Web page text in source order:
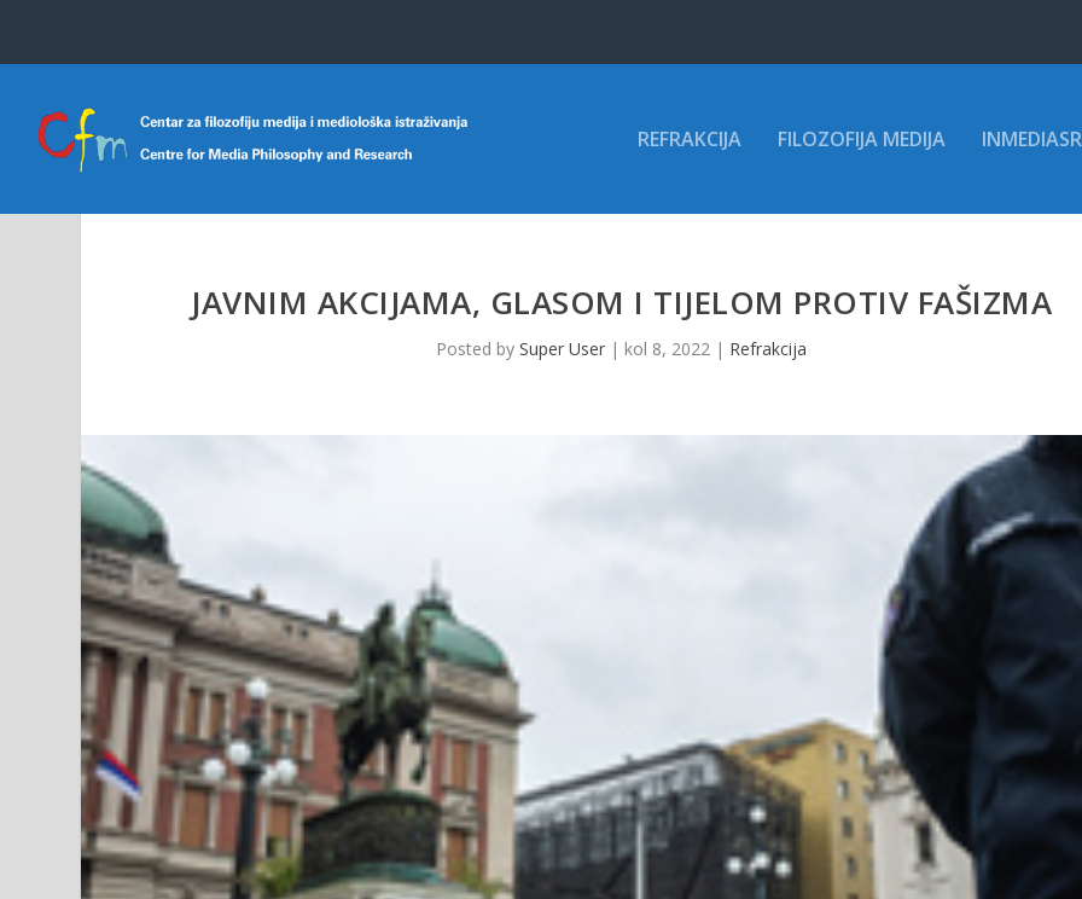
REFRAKCIJA FILOZOFIJA MEDIJA
JAVNIM AKCIJAMA, GLASOM I TIJELOM PROTIV FAŠIZMA
Posted bySuper User | kol 8, 2022 | Refrakcija